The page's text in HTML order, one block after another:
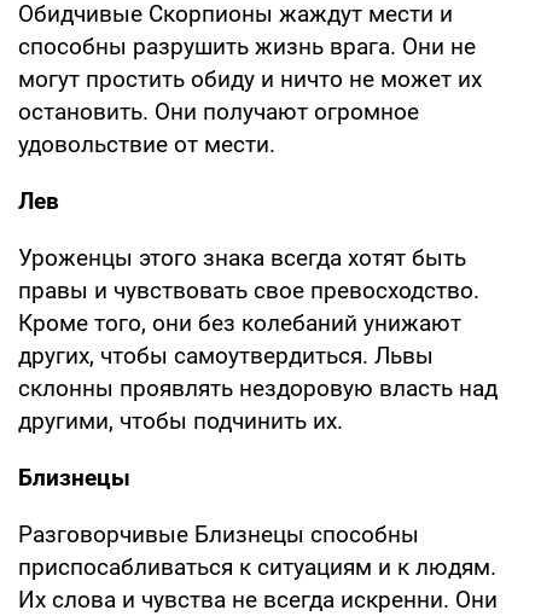
Обидчивые Скорпионы жаждут мести и
способны разрушить жизнь врага. Они не
могут простить обиду и ничто не может их
остановить. Они получают огромное
удовольствие от мести.
Лев
Уроженцы этого знака всегда хотят быть
правы и чувствовать свое превосходство.
Кроме того, они без колебаний унижают
других, чтобы самоутвердиться. Львы
склонны проявлять нездоровую власть над
другими, чтобы подчинить их.
Близнецы
Разговорчивые Близнецы способны
приспосабливаться к ситуациям и к людям.
Их слова и чувства не всегда искренни. Они